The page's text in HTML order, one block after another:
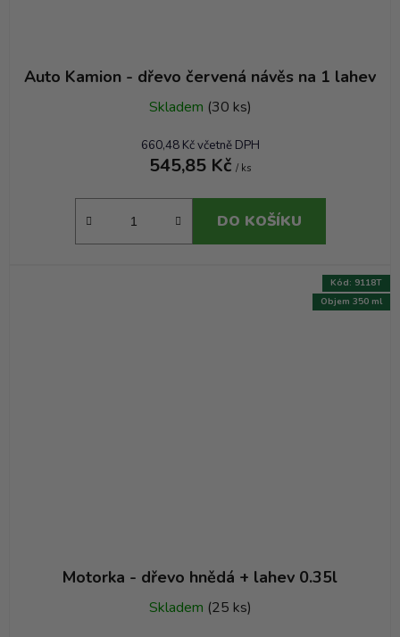
Auto Kamion - dřevo červená návěs na 1 lahev
Skladem (30 ks)
660,48 Kč včetně DPH
545,85 Kč / ks
DO KOŠÍKU
Motorka - dřevo hnědá + lahev 0.35l
Skladem (25 ks)
Objem 350 ml
Kód: 9118T